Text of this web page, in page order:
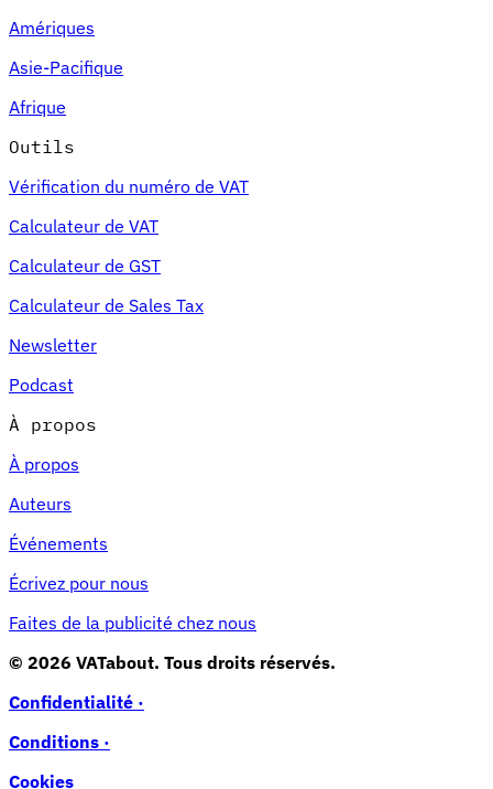
Amériques
Asie-Pacifique
Afrique
Outils
Vérification du numéro de VAT
Calculateur de VAT
Calculateur de GST
Calculateur de Sales Tax
Newsletter
Podcast
À propos
À propos
Auteurs
Événements
Écrivez pour nous
Faites de la publicité chez nous
© 2026 VATabout. Tous droits réservés.
Confidentialité ·
Conditions ·
Cookies